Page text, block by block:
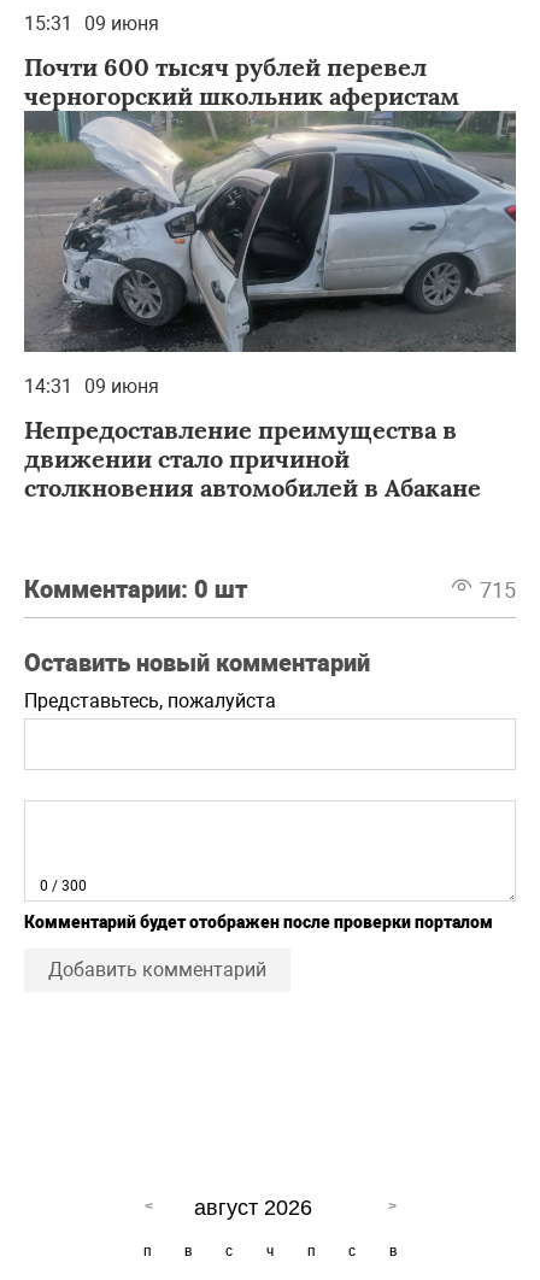
15:31 09 июня
Почти 600 тысяч рублей перевел
черногорский школьник аферистам
14:31 09 июня
Непредоставление преимущества в
движении стало причиной
столкновения автомобилей в Абакане
Комментарии: 0 шт 715
Оставить новый комментарий
Представьтесь, пожалуйста
0 / 300
Комментарий будет отображен после проверки порталом
Добавить комментарий
август 2026
п в с ч п с в